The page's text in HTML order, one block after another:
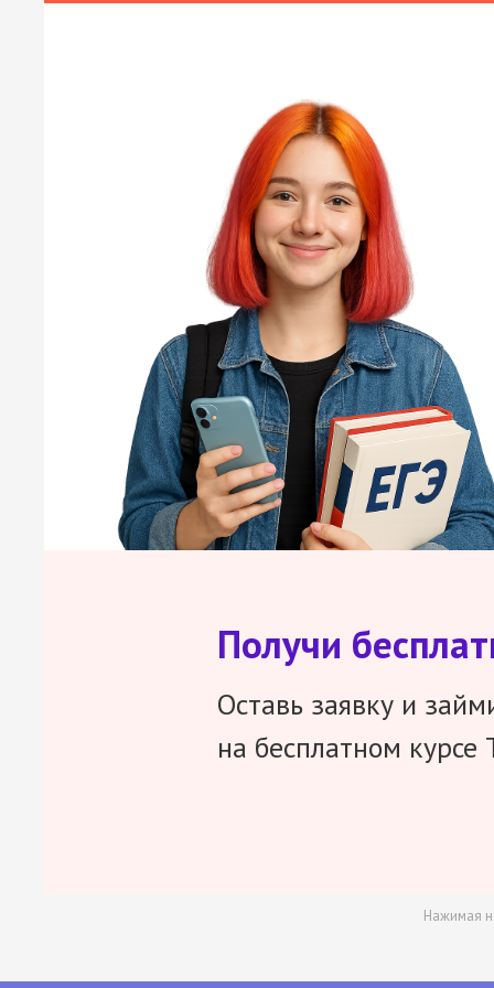
Получи
Оставь заявку и
на бесплатном курсе
Нажимая